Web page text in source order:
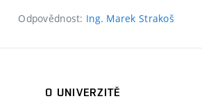
Odpovědnost: Ing. Marek Strakoš
O UNIVERZITĚ